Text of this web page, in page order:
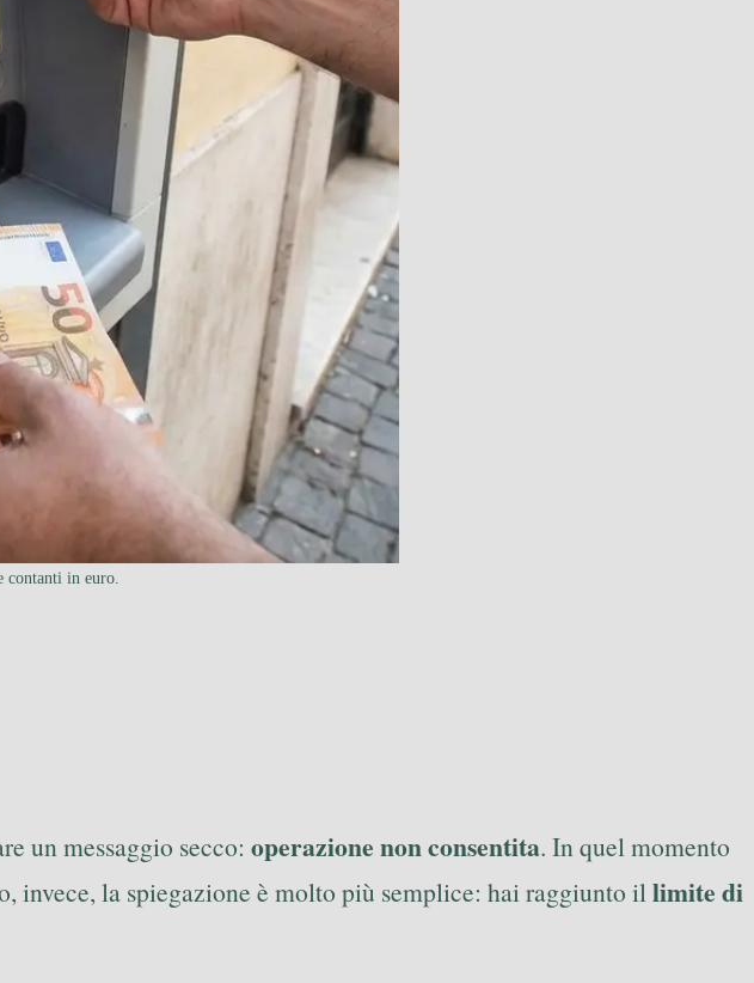
contanti in euro.
un messaggio secco: operazione non consentita. In quel momento
invece, la spiegazione è molto più semplice: hai raggiunto illimite di